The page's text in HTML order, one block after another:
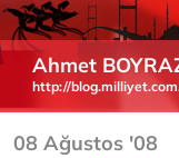
Ahmet
http://
08 Ağustos '08